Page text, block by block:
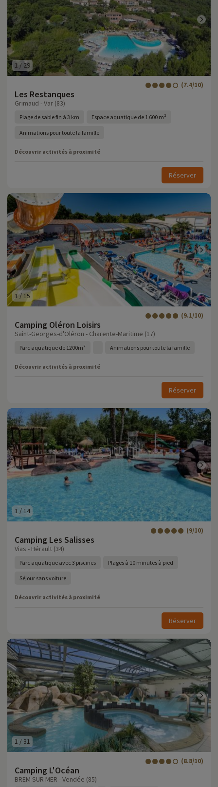
1 / 29
Les Restanques
(7.4/10)
Grimaud - Var (83)
Plage de sable fin à 3 km Espace aquatique de 1 600 m²
Animations pour toute la famille
Découvrir activités à proximité
Réserver
1/15
Camping Oléron Loisirs
(9.1/10)
Saint-Georges-d'Oléron - Charente-Maritime (17)
Parc aquatique de 1200m² Animations pour toute la famille
Découvrir activités à proximité
Réserver
1 /14
Camping Les Salisses
(9/10)
Vias - Hérault (34)
Parc aquatique avec 3 piscines Plages à 10 minutes à pied
Séjour sans voiture
Découvrir activités à proximité
Réserver
1 /31
Camping L'Océan
(8.8/10)
BREM SUR MER - Vendée (85)